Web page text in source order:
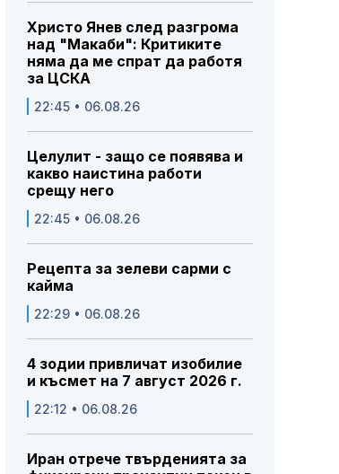
Христо Янев след разгрома
над "Макаби": Критиките
няма да ме спрат да работя
за ЦСКА
22:45 • 06.08.26
Целулит - защо се появява и
какво наистина работи
срещу него
22:45 • 06.08.26
Рецепта за зелеви сарми с
кайма
22:29 • 06.08.26
4 зодии привличат изобилие
и късмет на 7 август 2026 г.
22:12 • 06.08.26
Иран отрече твърденията за